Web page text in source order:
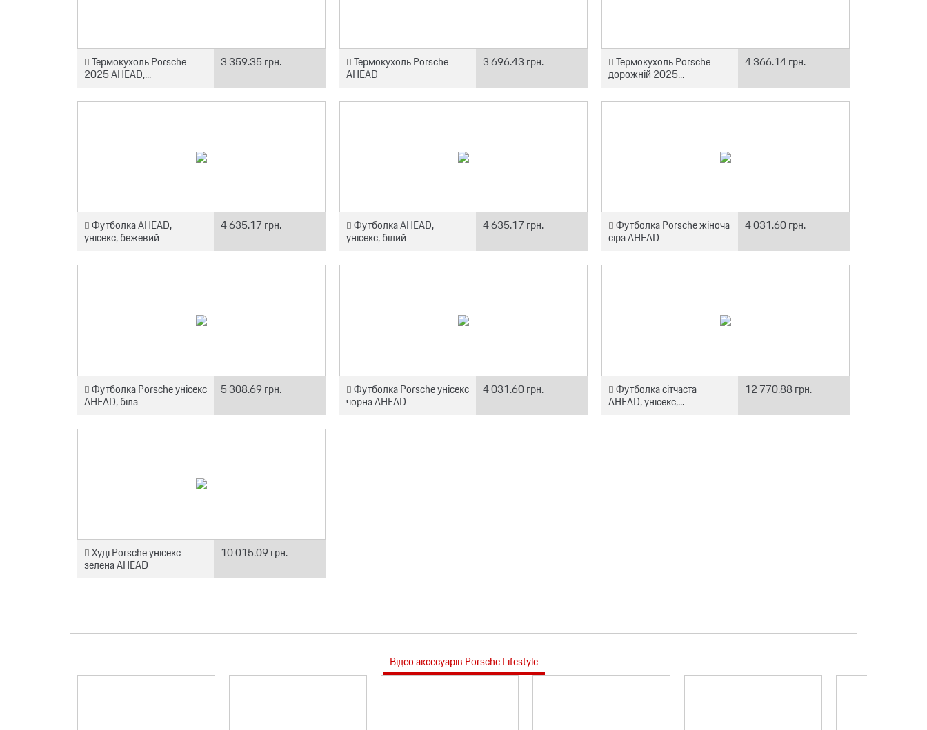
Термокухоль Porsche
2025 AHEAD,...
3 359.35 грн. Термокухоль Porsche
AHEAD
3 696.43 грн. Термокухоль Porsche
дорожній 2025...
4 366.14 грн.
Футболка AHEAD,
унісекс, бежевий
4 635.17 грн. Футболка AHEAD,
унісекс, білий
4 635.17 грн. Футболка Porsche жіноча
сіра AHEAD
4 031.60 грн.
Футболка Porsche унісекс
AHEAD, біла
5 308.69 грн. Футболка Porsche унісекс
чорна AHEAD
4 031.60 грн. Футболка сітчаста
AHEAD, унісекс,...
12 770.88 грн.
Худі Porsche унісекс
зелена AHEAD
10 015.09 грн.
Відео аксесуарів Porsche Lifestyle